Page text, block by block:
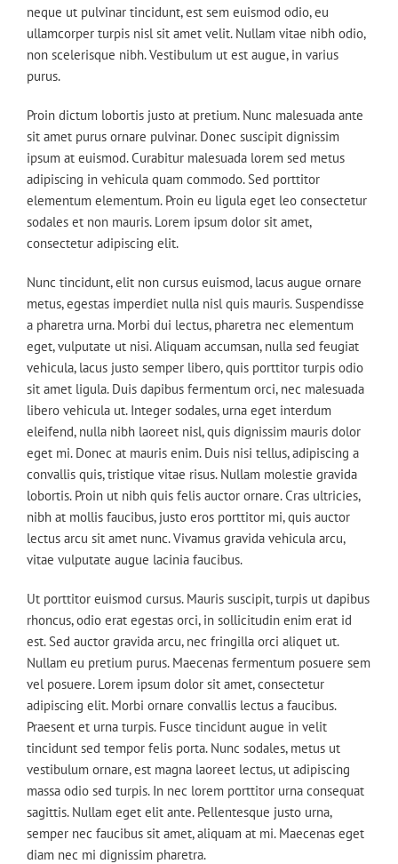
neque ut pulvinar tincidunt, est sem euismod odio, eu
ullamcorper turpis nisl sit amet velit. Nullam vitae nibh odio,
non scelerisque nibh. Vestibulum ut est augue, in varius
purus.
Proin dictum lobortis justo at pretium. Nunc malesuada ante
sit amet purus ornare pulvinar. Donec suscipit dignissim
ipsum at euismod. Curabitur malesuada lorem sed metus
adipiscing in vehicula quam commodo. Sed porttitor
elementum elementum. Proin eu ligula eget leo consectetur
sodales et non mauris. Lorem ipsum dolor sit amet,
consectetur adipiscing elit.
Nunc tincidunt, elit non cursus euismod, lacus augue ornare
metus, egestas imperdiet nulla nisl quis mauris. Suspendisse
a pharetra urna. Morbi dui lectus, pharetra nec elementum
eget, vulputate ut nisi. Aliquam accumsan, nulla sed feugiat
vehicula, lacus justo semper libero, quis porttitor turpis odio
sit amet ligula. Duis dapibus fermentum orci, nec malesuada
libero vehicula ut. Integer sodales, urna eget interdum
eleifend, nulla nibh laoreet nisl, quis dignissim mauris dolor
eget mi. Donec at mauris enim. Duis nisi tellus, adipiscing a
convallis quis, tristique vitae risus. Nullam molestie gravida
lobortis. Proin ut nibh quis felis auctor ornare. Cras ultricies,
nibh at mollis faucibus, justo eros porttitor mi, quis auctor
lectus arcu sit amet nunc. Vivamus gravida vehicula arcu,
vitae vulputate augue lacinia faucibus.
Ut porttitor euismod cursus. Mauris suscipit, turpis ut dapibus
rhoncus, odio erat egestas orci, in sollicitudin enim erat id
est. Sed auctor gravida arcu, nec fringilla orci aliquet ut.
Nullam eu pretium purus. Maecenas fermentum posuere sem
vel posuere. Lorem ipsum dolor sit amet, consectetur
adipiscing elit. Morbi ornare convallis lectus a faucibus.
Praesent et urna turpis. Fusce tincidunt augue in velit
tincidunt sed tempor felis porta. Nunc sodales, metus ut
vestibulum ornare, est magna laoreet lectus, ut adipiscing
massa odio sed turpis. In nec lorem porttitor urna consequat
sagittis. Nullam eget elit ante. Pellentesque justo urna,
semper nec faucibus sit amet, aliquam at mi. Maecenas eget
diam nec mi dignissim pharetra.